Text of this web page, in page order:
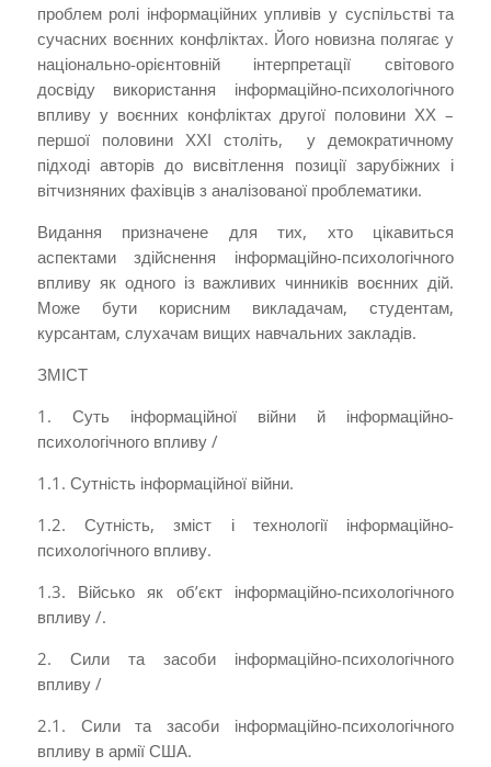
проблем ролі інформаційних упливів у суспільстві та
сучасних воєнних конфліктах. Його новизна полягає у
національно-орієнтовній інтерпретації світового
досвіду використання інформаційно-психологічного
впливу у воєнних конфліктах другої половини ХХ –
першої половини ХХІ століть, у демократичному
підході авторів до висвітлення позиції зарубіжних і
вітчизняних фахівців з аналізованої проблематики.
Видання призначене для тих, хто цікавиться
аспектами здійснення інформаційно-психологічного
впливу як одного із важливих чинників воєнних дій.
Може бути корисним викладачам, студентам,
курсантам, слухачам вищих навчальних закладів.
ЗМІСТ
1. Суть інформаційної війни й інфор­маційно-
психологічного впливу /
1.1. Сутність інформаційної війни­.
1.2. Сутність, зміст і технології інформаційно-
психологіч­ного впливу.
1.3. Військо як об’єкт інформаційно-психологічного
впливу /.
2. Сили та засоби інформаційно-психологічного
впливу /
2.1. Сили та засоби інформаційно-психологічного
впливу в армії США.